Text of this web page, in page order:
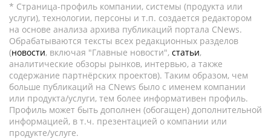
* Страница-профиль компании, системы (продукта или
услуги), технологии, персоны и т.п. создается редактором
на основе анализа архива публикаций портала CNews.
Обрабатываются тексты всех редакционных разделов
(новости, включая "Главные новости", статьи,
аналитические обзоры рынков, интервью, а также
содержание партнёрских проектов). Таким образом, чем
больше публикаций на CNews было с именем компании
или продукта/услуги, тем более информативен профиль.
Профиль может быть дополнен (обогащен) дополнительной
информацией, в т.ч. презентацией о компании или
продукте/услуге.